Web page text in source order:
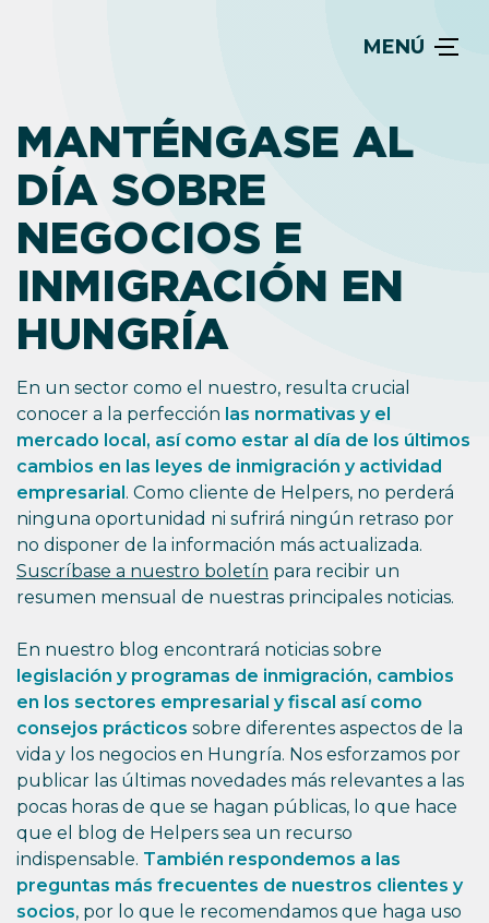
MENÚ
MANTÉNGASE AL
DÍA SOBRE
NEGOCIOS E
INMIGRACIÓN EN
HUNGRÍA
En un sector como el nuestro, resulta crucial
conocer a la perfección las normativas y el
mercado local, así como estar al día de los últimos
cambios en las leyes de inmigración y actividad
empresarial. Como cliente de Helpers, no perderá
ninguna oportunidad ni sufrirá ningún retraso por
no disponer de la información más actualizada.
Suscríbase a nuestro boletín para recibir un
resumen mensual de nuestras principales noticias.
En nuestro blog encontrará noticias sobre
legislación y programas de inmigración, cambios
en los sectores empresarial y fiscal así como
consejos prácticos sobre diferentes aspectos de la
vida y los negocios en Hungría. Nos esforzamos por
publicar las últimas novedades más relevantes a las
pocas horas de que se hagan públicas, lo que hace
que el blog de Helpers sea un recurso
indispensable. También respondemos a las
preguntas más frecuentes de nuestros clientes y
socios, por lo que le recomendamos que haga uso